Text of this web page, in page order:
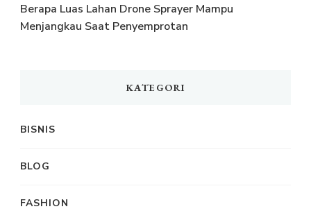
Berapa Luas Lahan Drone Sprayer Mampu
Menjangkau Saat Penyemprotan
KATEGORI
BISNIS
BLOG
FASHION